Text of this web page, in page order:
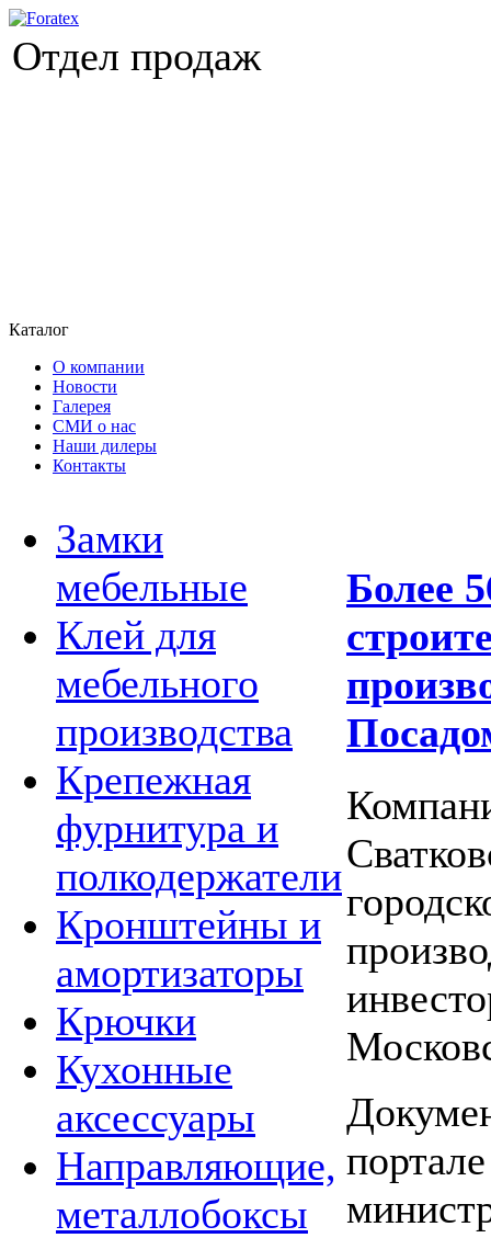
Отдел продаж
Каталог
О компании
Новости
Галерея
СМИ о нас
Наши дилеры
Контакты
Замки
мебельные
Клей для
мебельного
производства
Крепежная
фурнитура и
полкодержатели
Кронштейны и
амортизаторы
Крючки
Кухонные
аксессуары
Направляющие,
металлобоксы
Более